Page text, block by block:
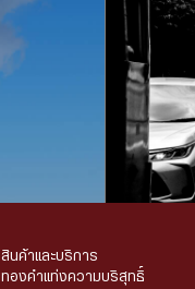
สินค้าและบริการ
ทองคำแท่งความบริสุทธิ์